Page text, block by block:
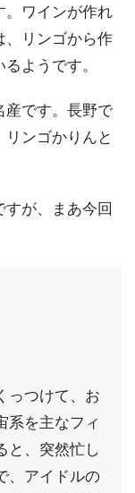
。ワインが作れ
、リンゴから作
ようです。
産です。長野で
ンゴかりんと
が、まあ今回
っつけて、お
系を主なフィ
と、突然忙し
、アイドルの